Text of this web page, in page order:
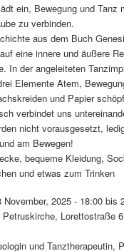
ein, Bewegung und Tanz
zu verbinden.
aus dem Buch
eine innere und äußere
In der angeleiteten
Elemente Atem,
und Papier
verbindet uns
nicht vorausgesetzt,
am Bewegen!
bequeme Kleidung,
und etwas zum Trinken
2025 - 18:00bis
Petruskirche, Lorettostraße
und Tanztherapeutin,